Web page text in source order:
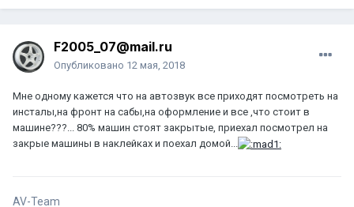
F2005_07@mail.ru
Опубликовано 12 мая, 2018
Мне одному кажется что на автозвук все приходят посмотреть на
инсталы,на фронт на сабы,на оформление и все ,что стоит в
машине???... 80% машин стоят закрытые, приехал посмотрел на
закрые машины в наклейках и поехал домой...
AV-Team